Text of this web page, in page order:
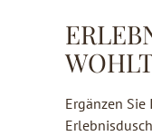
Ergänzen